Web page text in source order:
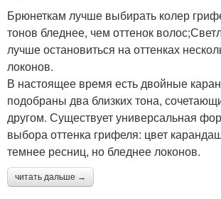
Брюнеткам лучше выбирать колер
тонов бледнее, чем оттенок
лучше остановиться на оттенках
локонов.
В настоящее время есть двойные
подобраны два близких тона,
другом. Существует универсальная
выбора оттенка грифеля: цвет
темнее ресниц, но бледнее локонов.
читать дальше →